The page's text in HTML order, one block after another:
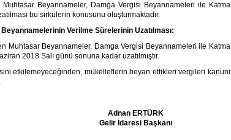
Beyannameler, Damga Vergisi Beyannameleri ile Katma
bu sirkülerin konusunu oluşturmaktadır.
Verilme Sürelerinin Uzatılması:
Muhtasar Beyannameler, Damga Vergisi Beyannameleri ile Katma
2018 Salı günü sonuna kadar uzatılmıştır.
etkilemeyeceğinden, mükelleflerin beyan ettikleri vergileri kanuni
Adnan ERTÜRK
Gelir İdaresi Başkanı